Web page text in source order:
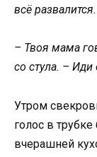
всё
– Твоя мама
со стула. – Иди
Утром
голос в
вчерашней